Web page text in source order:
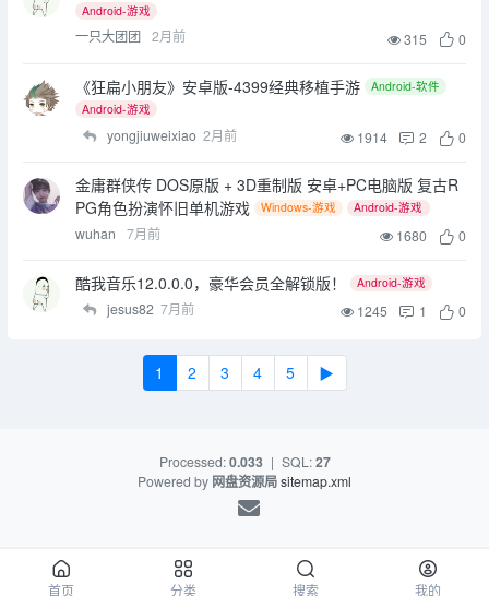
Android-游戏
一只大团团 2月前 315 0
《狂扁小朋友》安卓版-4399经典移植手游
Android-软件
Android-游戏
yongjiuweixiao 2月前 1914 2 0
金庸群侠传 DOS原版 + 3D重制版 安卓+PC电脑版 复古R
PG角色扮演怀旧单机游戏
Windows-游戏 Android-游戏
wuhan 7月前 1680 0
酷我音乐12.0.0.0 ，豪华会员全解锁版！ Android-游戏
jesus82 7月前 1245 1 0
1 2 3 4 5 ▶
Processed:0.033 | SQL:27
Powered by 网盘资源局sitemap.xml
首页 分类 搜索 我的